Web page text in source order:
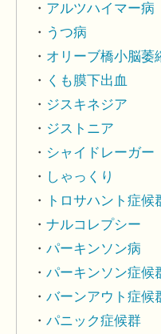
アルツハイマー病
うつ病
オリーブ橋小脳萎
くも膜下出血
ジスキネジア
ジストニア
シャイドレーガー
しゃっくり
トロサハント症候
ナルコレプシー
パーキンソン病
パーキンソン症候
バーンアウト症候
パニック症候群